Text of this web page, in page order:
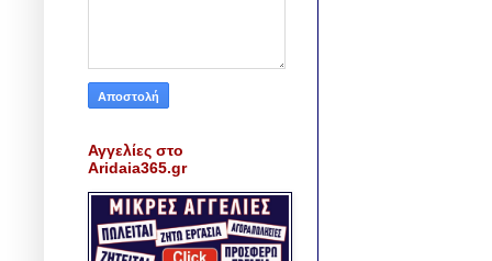
Αγγελίες στο
Aridaia365.gr